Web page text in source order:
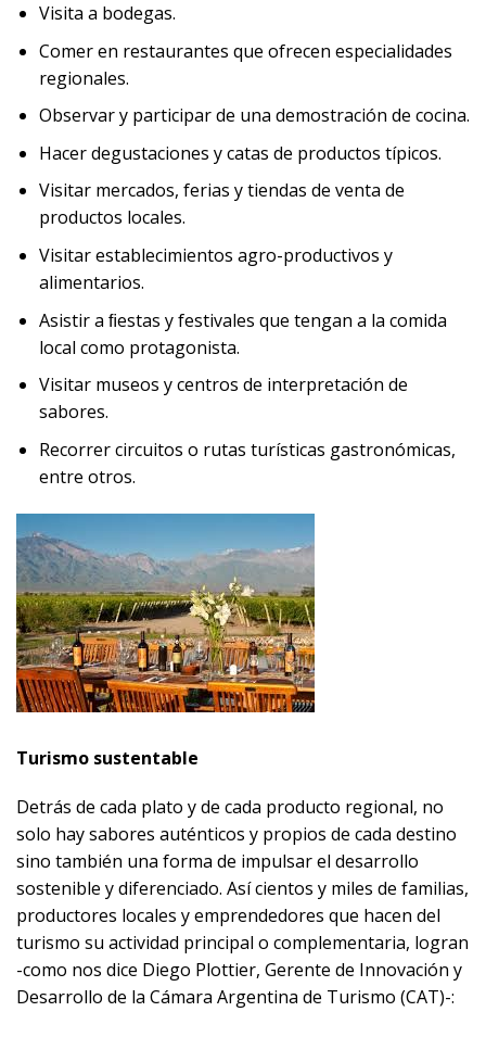
Visita a bodegas.
Comer en restaurantes que ofrecen especialidades
regionales.
Observar y participar de una demostración de cocina.
Hacer degustaciones y catas de productos típicos.
Visitar mercados, ferias y tiendas de venta de
productos locales.
Visitar establecimientos agro-productivos y
alimentarios.
Asistir a ﬁestas y festivales que tengan a la comida
local como protagonista.
Visitar museos y centros de interpretación de
sabores.
Recorrer circuitos o rutas turísticas gastronómicas,
entre otros.
Turismo sustentable
Detrás de cada plato y de cada producto regional, no
solo hay sabores auténticos y propios de cada destino
sino también una forma de impulsar el desarrollo
sostenible y diferenciado. Así cientos y miles de familias,
productores locales y emprendedores que hacen del
turismo su actividad principal o complementaria, logran
-como nos dice Diego Plottier, Gerente de Innovación y
Desarrollo de la Cámara Argentina de Turismo (CAT)-: